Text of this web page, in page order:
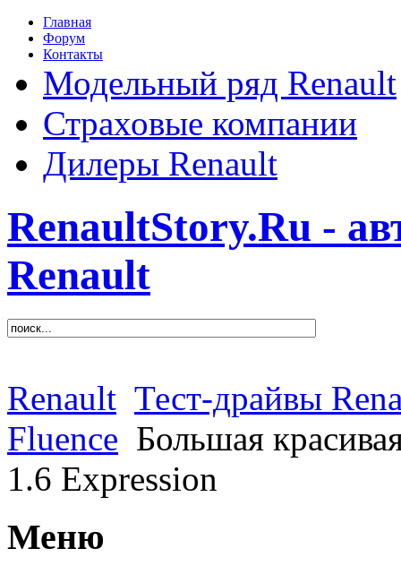
Главная
Форум
Контакты
Модельный ряд Renault
Страховые компании
Дилеры Renault
RenaultStory.Ru -
Renault
Renault Тест-драйвы
Fluence Большая
1.6 Expression
Меню